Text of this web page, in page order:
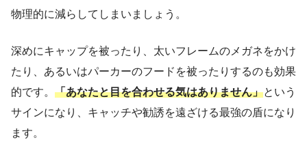
物理的に減らしてしまいましょう。
深めにキャップを被ったり、太いフレームのメガネをかけ
たり、あるいはパーカーのフードを被ったりするのも効果
的です。 「あなたと目を合わせる気はありません」という
サインになり、キャッチや勧誘を遠ざける最強の盾になり
ます。